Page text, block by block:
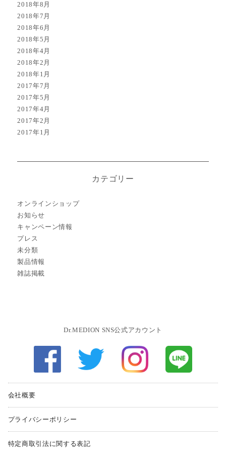
2018年8月
2018年7月
2018年6月
2018年5月
2018年4月
2018年2月
2018年1月
2017年7月
2017年5月
2017年4月
2017年2月
2017年1月
カテゴリー
オンラインショップ
お知らせ
キャンペーン情報
プレス
未分類
製品情報
雑誌掲載
Dr.MEDION SNS公式アカウント
会社概要
プライバシーポリシー
特定商取引法に関する表記